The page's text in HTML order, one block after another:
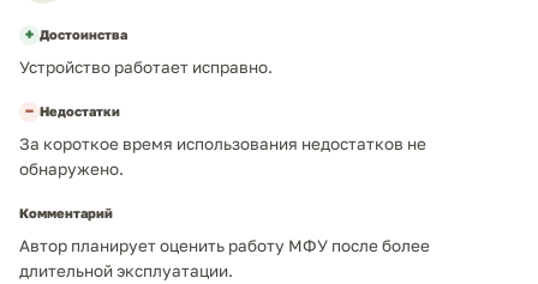
+ Достоинства
Устройство работает исправно.
− Недостатки
За короткое время использования недостатков не
обнаружено.
Комментарий
Автор планирует оценить работу МФУ после более
длительной эксплуатации.